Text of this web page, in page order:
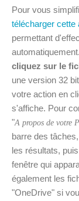
Pour vous
télécharger cette
permettant
automatiquement.
cliquez sur le
une version 32
votre action en
s'affiche. Pour
"A propos de votre
barre des
les résultats,
fenêtre qui
également les
"OneDrive" si